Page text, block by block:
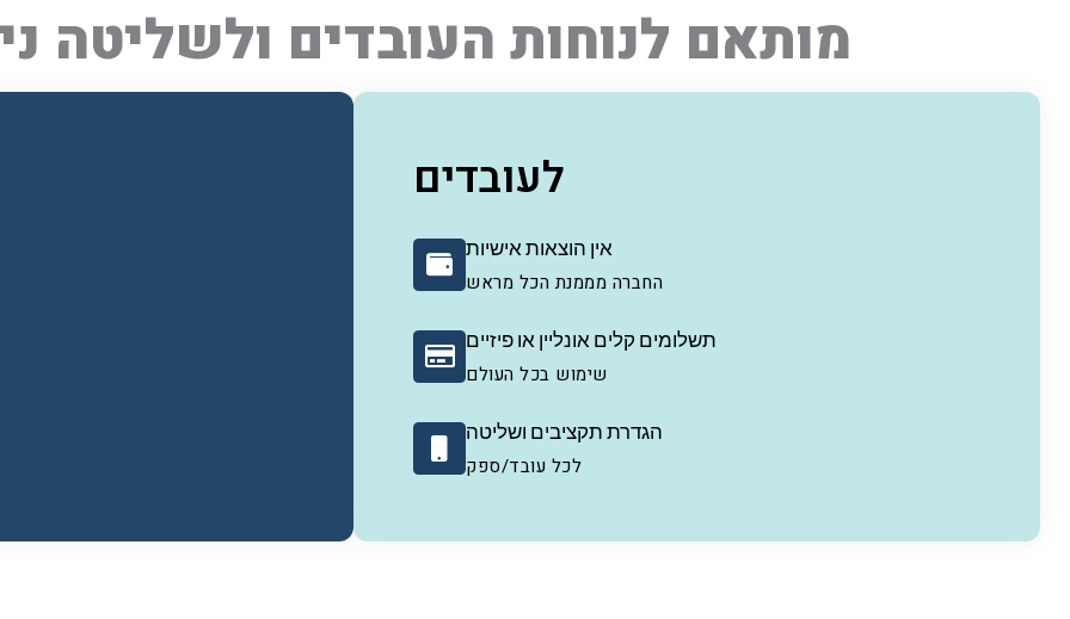
מותאם לנוחות העובדים ולשליטה
לעובדים
אין הוצאות אישיות
החברה מממנת הכל מראש
תשלומים קלים אונליין או פיזיים
שימוש בכל העולם
הגדרת תקציבים ושליטה
לכל עובד/ספק